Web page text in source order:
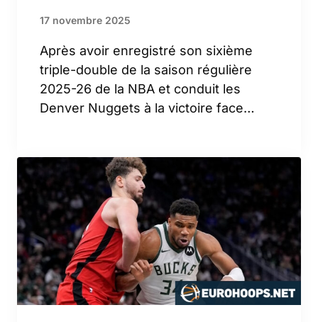
17 novembre 2025
Après avoir enregistré son sixième
triple-double de la saison régulière
2025-26 de la NBA et conduit les
Denver Nuggets à la victoire face…